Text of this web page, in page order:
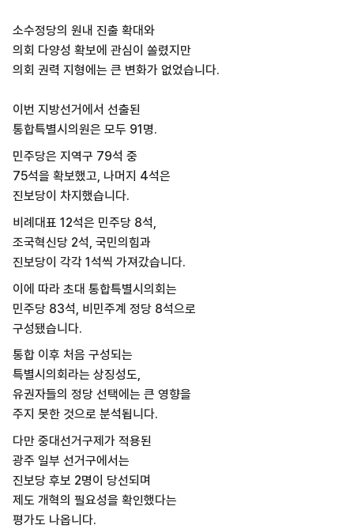
소수정당의 원내 진출 확대와
의회 다양성 확보에 관심이 쏠렸지만
의회 권력 지형에는 큰 변화가 없었습니다.
이번 지방선거에서 선출된
통합특별시의원은 모두 91명.
민주당은 지역구 79석 중
75석을 확보했고, 나머지 4석은
진보당이 차지했습니다.
비례대표 12석은 민주당 8석,
조국혁신당 2석, 국민의힘과
진보당이 각각 1석씩 가져갔습니다.
이에 따라 초대 통합특별시의회는
민주당 83석, 비민주계 정당 8석으로
구성됐습니다.
통합 이후 처음 구성되는
특별시의회라는 상징성도,
유권자들의 정당 선택에는 큰 영향을
주지 못한 것으로 분석됩니다.
다만 중대선거구제가 적용된
광주 일부 선거구에서는
진보당 후보 2명이 당선되며
제도 개혁의 필요성을 확인했다는
평가도 나옵니다.